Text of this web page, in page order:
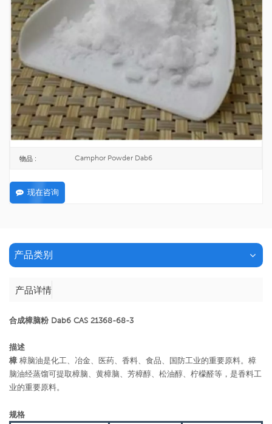
CAS号 : 21368-68-3
欧洲化学会 :
25KG/DRUM
品牌 :
起源 : CHINA
公式 : C10H16O
最低订购量 : 200KG
物品 : Camphor Powder Dab6
现在咨询
产品类别
产品详情
合成樟脑粉 Dab6 CAS 21368-68-3
描述
樟 樟脑油是化工、冶金、医药、香料、食品、国防工业的重要原料。樟
脑油经蒸馏可提取樟脑、黄樟脑、芳樟醇、松油醇、柠檬醛等，是香料工
业的重要原料。
规格